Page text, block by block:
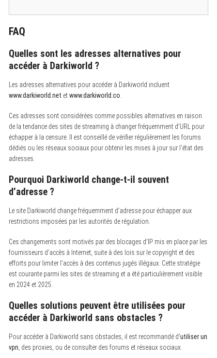
FAQ
Quelles sont les adresses alternatives pour
accéder à Darkiworld ?
Les adresses alternatives pour accéder à Darkiworld incluent
www.darkiworld.net etwww.darkiworld.co
Ces adresses sont considérées comme possibles alternatives en raison
de la tendance des sites de streaming à changer fréquemment d’URL pour
échapper à la censure. Il est conseillé de vérifier régulièrement les forums
dédiés ou les réseaux sociaux pour obtenir les mises à jour sur l’état des
adresses.
Pourquoi Darkiworld change-t-il souvent
d’adresse ?
Le site Darkiworld change fréquemment d’adresse pour échapper aux
restrictions imposées par les autorités de régulation.
Ces changements sont motivés par des blocages d’IP mis en place par les
fournisseurs d’accès à Internet, suite à des lois sur le copyright et des
efforts pour limiter l’accès à des contenus jugés illégaux. Cette stratégie
est courante parmi les sites de streaming et a été particulièrement visible
en 2024 et 2025.
Quelles solutions peuvent être utilisées pour
accéder à Darkiworld sans obstacles ?
Pour accéder à Darkiworld sans obstacles, il est recommandé d’utiliser un
vpn , des proxies, ou de consulter des forums et réseaux sociaux.
e
f
r